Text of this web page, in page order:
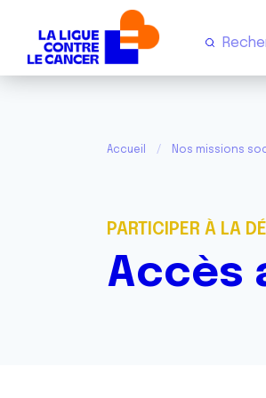
Accueil Nos missions
PARTICIPER À LA
Accès